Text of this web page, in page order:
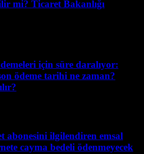
mi? Ticaret Bakanlığı
için süre daralıyor:
ödeme tarihi ne zaman?
abonesini ilgilendiren emsal
cayma bedeli ödenmeyecek